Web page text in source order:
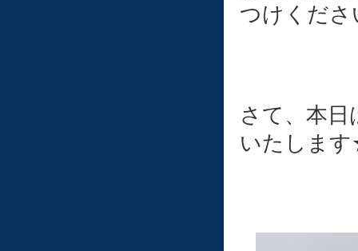
つけくだ
さて、本
いたしま